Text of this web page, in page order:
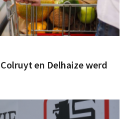
en Delhaize werd